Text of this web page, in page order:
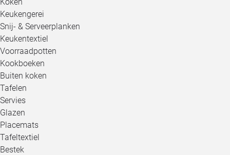
Keukengerei
Snij- & Serveerplanken
Keukentextiel
Voorraadpotten
Kookboeken
Buiten koken
Tafelen
Servies
Glazen
Placemats
Tafeltextiel
Bestek